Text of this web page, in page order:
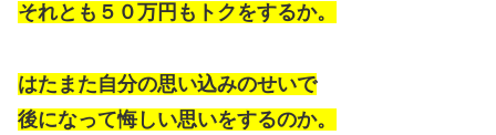
それとも５０万円もトクをするか。
はたまた自分の思い込みのせいで
後になって悔しい思いをするのか。